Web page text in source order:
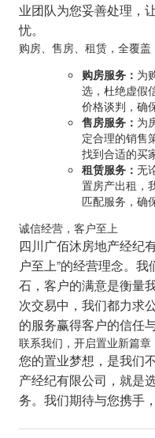
业团队为您妥善处理，
忧。
购房、售房、租赁，全覆盖
购房服务： 为
选，杜绝虚假
价格谈判，确
售房服务： 为
定合理的销售
找到合适的买
租赁服务： 无
置房产出租，
匹配服务，确
诚信经营，客户至上
四川广佰沐房地产经纪
户至上”的经营理念。
石，客户的满意是衡量
次交易中，我们都力求
的服务赢得客户的信任与
联系我们，开启置业新篇章
您的置业梦想，是我们
产经纪有限公司，就是
务。我们期待与您携手